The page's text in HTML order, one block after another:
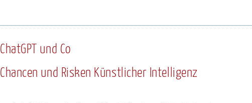
ChatGPT und Co
Chancen und Risken Künstlicher Intelligenz